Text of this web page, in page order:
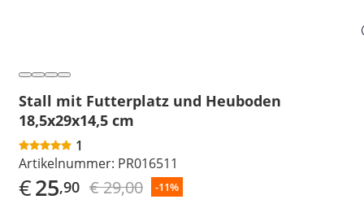
Stall mit Futterplatz und Heuboden
18,5x29x14,5 cm
1
Artikelnummer: PR016511
€25,90 € 29,00 -11%